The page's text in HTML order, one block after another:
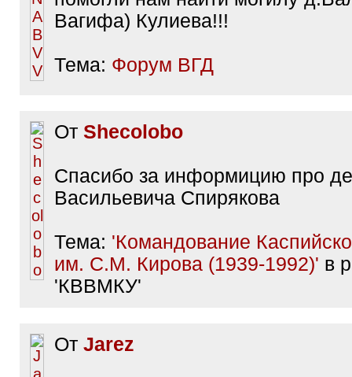
Вагифа) Кулиева!!!
Тема: Форум ВГД
От Shecolobo
Спасибо за информицию про
Васильевича Спирякова
Тема: 'Командование
им. С.М. Кирова (1939-1992)' в
'КВВМКУ'
От Jarez